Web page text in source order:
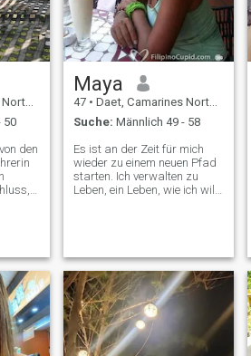
50
den
ist
habe
Ich
Maya
47 • Daet, Camarines Norte, Philippinen
Suche: Männlich 49 - 58
Es ist an der Zeit für mich
wieder zu einem neuen Pfad
starten. Ich verwalten zu
Leben, ein Leben, wie ich will,
Lebensunterhalt zu
verdienen. Ich Tennis spielen
fast jeden Tag gesund zu
bleiben und ich Wandern
und Tauchen, wenn ich kann.
Ich eine ausgehende Person
bin, ich mag es zu reisen und
mit den Einheimischen in